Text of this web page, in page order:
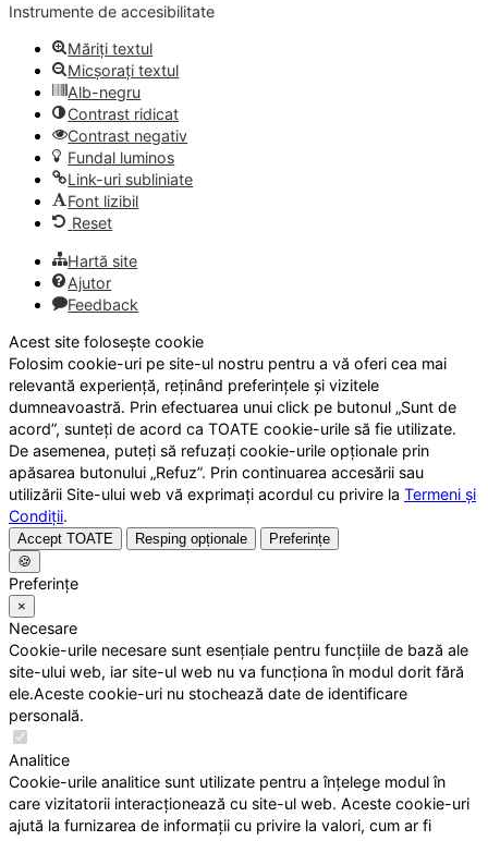
Instrumente de accesibilitate
Măriți textul
Micșorați textul
Alb-negru
Contrast ridicat
Contrast negativ
Fundal luminos
Link-uri subliniate
Font lizibil
Reset
Hartă site
Ajutor
Feedback
Acest site folosește cookie
Folosim cookie-uri pe site-ul nostru pentru a vă oferi cea mai
relevantă experiență, reținând preferințele și vizitele
dumneavoastră. Prin efectuarea unui click pe butonul „Sunt de
acord”, sunteți de acord ca TOATE cookie-urile să fie utilizate.
De asemenea, puteți să refuzați cookie-urile opționale prin
apăsarea butonului „Refuz”. Prin continuarea accesării sau
utilizării Site-ului web vă exprimați acordul cu privire la Termeni și
Condiții.
Accept TOATE Resping opționale
Preferințe
🍪
Preferințe
×
Necesare
Cookie-urile necesare sunt esențiale pentru funcțiile de bază ale
site-ului web, iar site-ul web nu va funcționa în modul dorit fără
ele.Aceste cookie-uri nu stochează date de identificare
personală.
Analitice
Cookie-urile analitice sunt utilizate pentru a înțelege modul în
care vizitatorii interacționează cu site-ul web. Aceste cookie-uri
ajută la furnizarea de informații cu privire la valori, cum ar fi